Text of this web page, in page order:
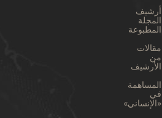
أرشيف
المجلة
المطبوعة
مقالات
من
الأرشيف
المساهمة
في
«الإنساني»